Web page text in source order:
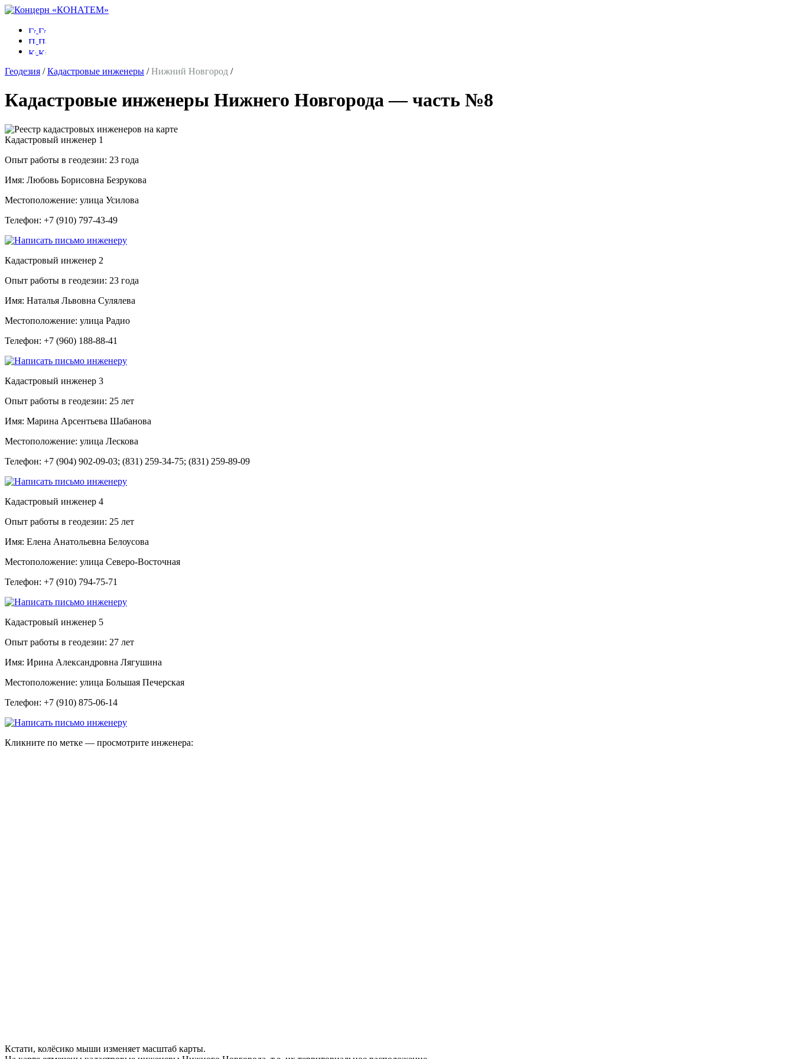
Геодезия /Кадастровые инженеры /Нижний Новгород /
Кадастровые инженеры Нижнего Новгорода — часть №8
Кадастровый инженер 1
Опыт работы в геодезии: 23 года
Имя: Любовь Борисовна Безрукова
Местоположение: улица Усилова
Телефон: +7 (910) 797-43-49
Кадастровый инженер 2
Опыт работы в геодезии: 23 года
Имя: Наталья Львовна Сулялева
Местоположение: улица Радио
Телефон: +7 (960) 188-88-41
Кадастровый инженер 3
Опыт работы в геодезии: 25 лет
Имя: Марина Арсентьева Шабанова
Местоположение: улица Лескова
Телефон: +7 (904) 902-09-03; (831) 259-34-75; (831) 259-89-09
Кадастровый инженер 4
Опыт работы в геодезии: 25 лет
Имя: Елена Анатольевна Белоусова
Местоположение: улица Северо-Восточная
Телефон: +7 (910) 794-75-71
Кадастровый инженер 5
Опыт работы в геодезии: 27 лет
Имя: Ирина Александровна Лягушина
Местоположение: улица Большая Печерская
Телефон: +7 (910) 875-06-14
Кликните по метке — просмотрите инженера:
Кстати, колёсико мыши изменяет масштаб карты.